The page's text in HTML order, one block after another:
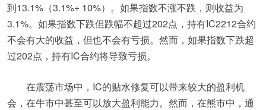
到13.1%（3.1%+ 10%）。如果指数不涨不跌，则收益为
3.1%。如果指数下跌但跌幅不超过202点，持有IC2212合约
不会有大的收益，但也不会有亏损。然而，如果指数下跌超
过202点，持有IC合约将导致亏损。
在震荡市场中，IC的贴水修复可以带来较大的盈利机
会，在牛市中甚至可以放大盈利能力。然而，在熊市中，通